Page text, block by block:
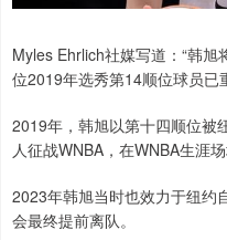
Myles Ehrlich社媒写道：“韩
位2019年选秀第14顺位球员已
2019年，韩旭以第十四顺位被
人征战WNBA，在WNBA生涯
2023年韩旭当时也效力于纽约
会最终提前离队。 ​